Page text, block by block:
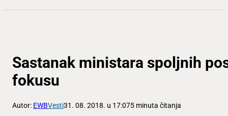
Sastanak ministara spoljnih
fokusu
Autor: EWBVesti31. 08. 2018. u 17:075 minuta čitanja